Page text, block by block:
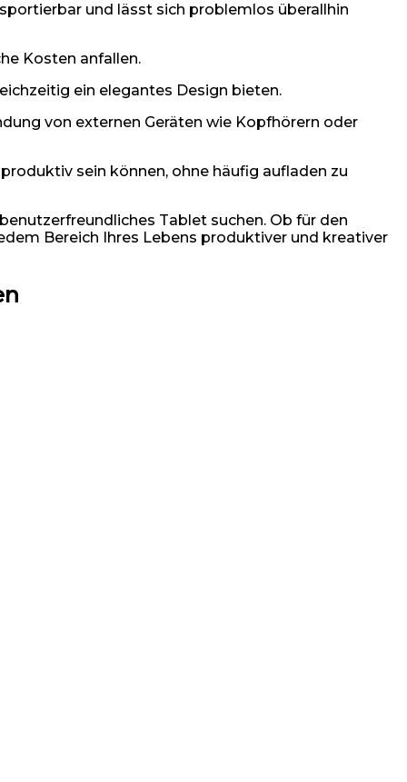
und lässt sich problemlos überallhin
Kosten anfallen.
ein elegantes Design bieten.
von externen Geräten wie Kopfhörern oder
sein können, ohne häufig aufladen zu
Tablet suchen. Ob für den
Bereich Ihres Lebens produktiver und kreativer